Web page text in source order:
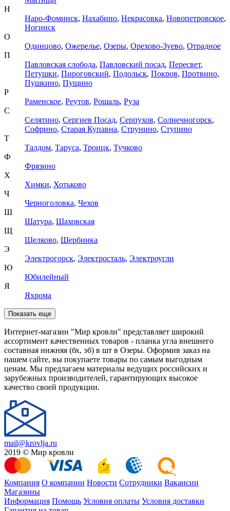
Н
Наро-Фоминск, Нахабино, Некрасовка, Новопетровское,
Ногинск
О
Одинцово, Ожерелье, Озеры, Орехово-Зуево, Отрадное
П
Павловская слобода, Павловский посад, Пересвет,
Петушки, Пироговский, Подольск, Покров, Протвино,
Пушкино, Пущино
Р
Раменское, Реутов, Рошаль, Руза
С
Селятино, Сергиев Посад, Серпухов, Солнечногорск,
Софрино, Старая Купавна, Струнино, Ступино
Т
Талдом, Таруса, Троицк, Тучково
Ф
Фрязино
Х
Химки, Хотьково
Ч
Черноголовка, Чехов
Ш
Шатура, Шаховская
Щ
Щелково, Щербинка
Э
Электрогорск, Электросталь, Электроугли
Ю
Юбилейный
Я
Яхрома
Показать еще
Интернет-магазин "Мир кровли" представляет широкий
ассортимент качественных товаров - планка угла внешнего
составная нижняя (бх, эб) в шт в Озеры. Оформив заказ на
нашем сайте, вы покупаете товары по самым выгодным
ценам. Мы предлагаем материалы ведущих российских и
зарубежных производителей, гарантирующих высокое
качество своей продукции.
mail@krovlja.ru
2019 © Мир кровли
Компания О компании Новости Сотрудники Вакансии
Магазины
Информация Помощь Условия оплаты Условия доставки